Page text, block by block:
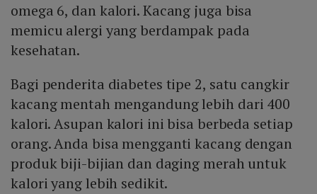
omega 6, dan kalori. Kacang juga bisa
memicu alergi yang berdampak pada
kesehatan.
Bagi penderita diabetes tipe 2, satu cangkir
kacang mentah mengandung lebih dari 400
kalori. Asupan kalori ini bisa berbeda setiap
orang. Anda bisa mengganti kacang dengan
produk biji-bijian dan daging merah untuk
kalori yang lebih sedikit.